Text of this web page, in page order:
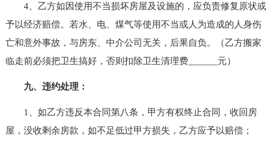
4、乙方如因使用不当损坏房屋及设施的，应负责修复原状或
予以经济赔偿。若水、电、煤气等使用不当或人为造成的人身伤
亡和意外事故，与房东、中介公司无关，后果自负。（乙方搬家
临走前必须把卫生搞好，否则扣除卫生清理费______元）
九、违约处理：
1、如乙方违反本合同第八条，甲方有权终止合同，收回房
屋，没收剩余房款，如不足低过甲方损失，乙方应予以赔偿；